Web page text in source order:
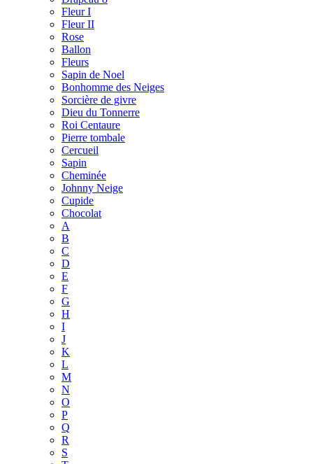
Fleur I
Fleur II
Rose
Ballon
Fleurs
Sapin de Noel
Bonhomme des Neiges
Sorcière de givre
Dieu du Tonnerre
Roi Centaure
Pierre tombale
Cercueil
Sapin
Cheminée
Johnny Neige
Cupide
Chocolat
A
B
C
D
E
F
G
H
I
J
K
L
M
N
O
P
Q
R
S